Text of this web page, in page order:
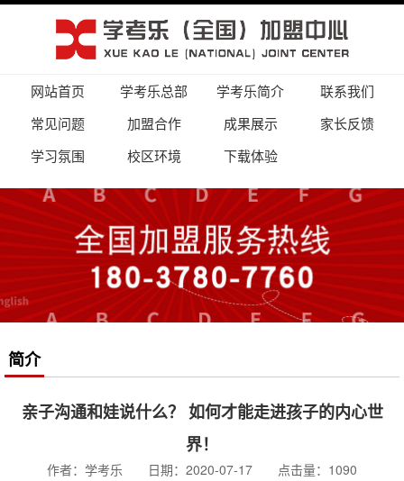
网站首页 学考乐总部 学考乐简介
联系我们
常见问题
加盟合作 成果展示
家长反馈
学习氛围
校区环境 下载体验
简介
亲子沟通和娃说什么？ 如何才能走进孩子的内心世
界！
作者：学考乐 日期：2020-07-17 点击量：1090